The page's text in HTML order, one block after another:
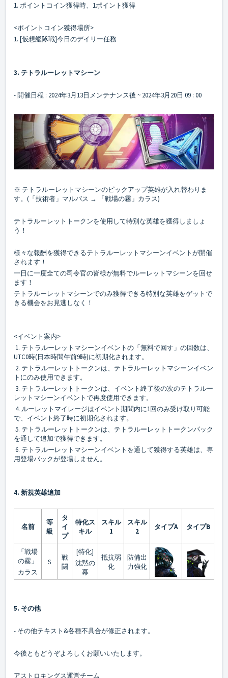
1. ポイントコイン獲得時、1ポイント獲得
<ポイントコイン獲得場所>
1. [仮想艦隊戦]今日のデイリー任務
3. テトラルーレットマシーン
- 開催日程 : 2024年3月13日メンテナンス後 ~ 2024年3月20日 09 : 00
※ テトラルーレットマシーンのピックアップ英雄が入れ替わりま
す。(「技術者」マルバス → 「戦場の霧」カラス)
テトラルーレットトークンを使用して特別な英雄を獲得しましょ
う！
様々な報酬を獲得できるテトラルーレットマシーンイベントが開催
されます！
一日に一度全ての司令官の皆様が無料でルーレットマシーンを回せ
ます！
テトラルーレットマシーンでのみ獲得できる特別な英雄をゲットで
きる機会をお見逃しなく！
<イベント案内>
1. テトラルーレットマシーンイベントの「無料で回す」の回数は、
UTC0時(日本時間午前9時)に初期化されます。
2. テトラルーレットトークンは、テトラルーレットマシーンイベン
トにのみ使用できます。
3. テトラルーレットトークンは、イベント終了後の次のテトラルー
レットマシーンイベントで再度使用できます。
4. ルーレットマイレージはイベント期間内に1回のみ受け取り可能
で、イベント終了時に初期化されます。
5. テトラルーレットトークンは、テトラルーレットトークンパック
を通して追加で獲得できます。
6. テトラルーレットマシーンイベントを通して獲得する英雄は、専
用登場パックが登場しません。
4. 新規英雄追加
名前
等
級
タ
イ
プ
特化ス
キル
スキル
1
スキル
2
タイプA タイプB
「戦場
の霧」
カラス
S
戦
闘
[特化]
沈黙の
幕
抵抗弱
化
防備出
力強化
5. その他
- その他テキスト&各種不具合が修正されます。
今後ともどうぞよろしくお願いいたします。
アストロキングス運営チーム